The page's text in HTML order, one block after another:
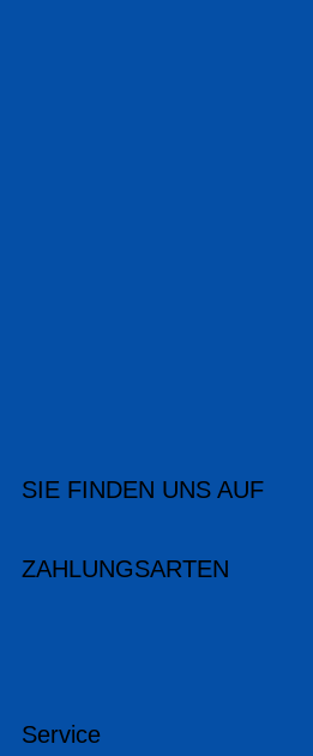
SIE FINDEN UNS AUF
ZAHLUNGSARTEN
Service